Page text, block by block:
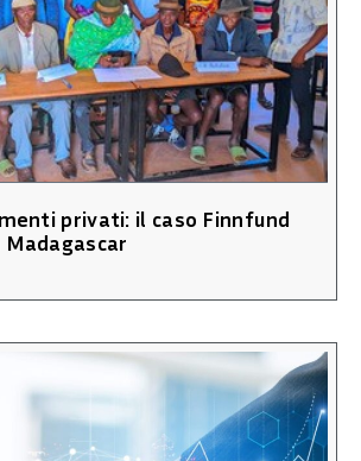
privati: il caso Finnfund
Madagascar